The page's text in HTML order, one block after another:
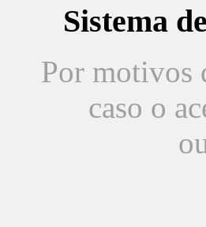
Sistema
Por motivos
caso o